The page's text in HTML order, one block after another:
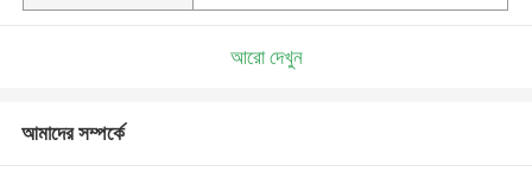
আরো দেখুন
আমাদের সম্পর্কে